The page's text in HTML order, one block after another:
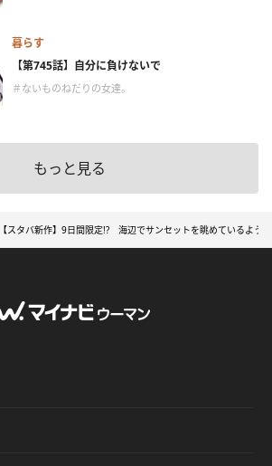
暮らす
【第745話】自分に負けないで
＃ないものねだりの女達。
もっと見る
【スタバ新作】9日間限定!? 海辺でサンセットを眺めているよう